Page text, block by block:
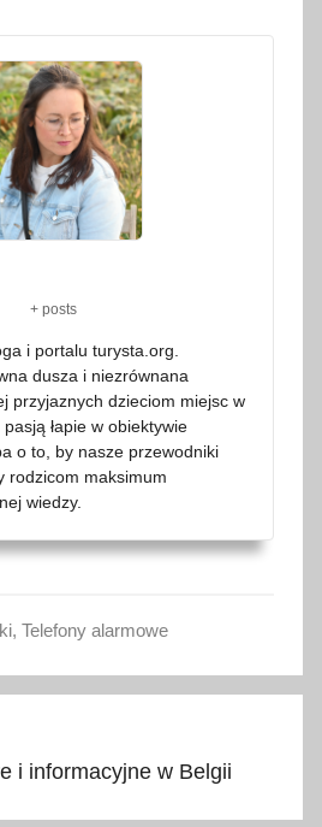
+ posts
i portalu turysta.org.
dusza i niezrównana
przyjaznych dzieciom miejsc w
łapie w obiektywie
o to, by nasze przewodniki
rodzicom maksimum
wiedzy.
, Telefony alarmowe
i informacyjne w Belgii